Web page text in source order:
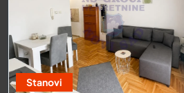
Stanovi